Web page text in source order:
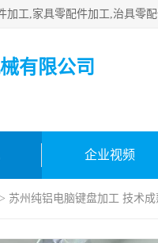
有限公司
企业视频
> 苏州纯铝电脑键盘加工 技术成